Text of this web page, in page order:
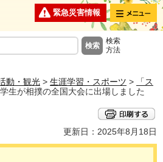
緊急災害情報 メニュー
検索
方法
動・観光 > 生涯学習・スポーツ >
「ス
生が相撲の全国大会に出場しました
更新日：2025年8月18日